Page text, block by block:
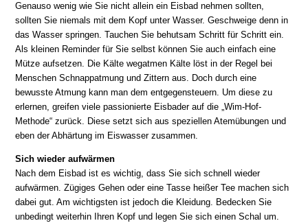
Genauso wenig wie Sie nicht allein ein Eisbad nehmen sollten,
sollten Sie niemals mit dem Kopf unter Wasser. Geschweige denn in
das Wasser springen. Tauchen Sie behutsam Schritt für Schritt ein.
Als kleinen Reminder für Sie selbst können Sie auch einfach eine
Mütze aufsetzen. Die Kälte wegatmen Kälte löst in der Regel bei
Menschen Schnappatmung und Zittern aus. Doch durch eine
bewusste Atmung kann man dem entgegensteuern. Um diese zu
erlernen, greifen viele passionierte Eisbader auf die „Wim-Hof-
Methode“ zurück. Diese setzt sich aus speziellen Atemübungen und
eben der Abhärtung im Eiswasser zusammen.
Sich wieder aufwärmen
Nach dem Eisbad ist es wichtig, dass Sie sich schnell wieder
aufwärmen. Zügiges Gehen oder eine Tasse heißer Tee machen sich
dabei gut. Am wichtigsten ist jedoch die Kleidung. Bedecken Sie
unbedingt weiterhin Ihren Kopf und legen Sie sich einen Schal um.